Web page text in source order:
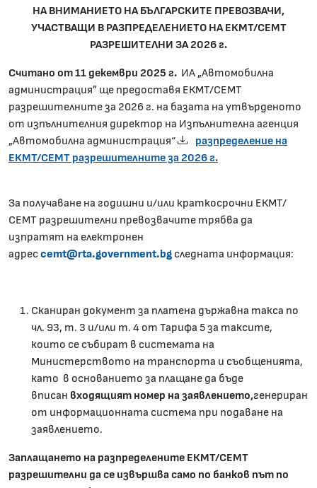
НА ВНИМАНИЕТО НА БЪЛГАРСКИТЕ ПРЕВОЗВАЧИ,
УЧАСТВАЩИ В РАЗПРЕДЕЛЕНИЕТО НА ЕКМТ/СЕМТ
РАЗРЕШИТЕЛНИ ЗА 2026 г.
Считано от 11 декември 2025 г. ИА „Автомобилна
администрация” ще предоставя ЕКМТ/СЕМТ
разрешителните за 2026 г. на базата на утвърденото
от изпълнителния директор на Изпълнителна агенция
„Автомобилна администрация“
разпределение на
ЕКМТ/СЕМТ разрешителните за 2026 г.
За получаване на годишни и/или краткосрочни ЕКМТ/
СЕМТ разрешителни превозвачите трябва да
изпратят на електронен
адресcemt@rta.government.bg следната информация:
Сканиран документ за платена държавна такса по
чл. 93, т. 3 и/или т. 4 от Тарифа 5 за таксите,
които се събират в системата на
Министерството на транспорта и съобщенията,
като в основанието за плащане да бъде
вписан входящият номер на заявлението,генериран
от информационната система при подаване на
заявлението.
Заплащането на разпределените ЕКМТ/СЕМТ
разрешителни да се извършва само по банков път по